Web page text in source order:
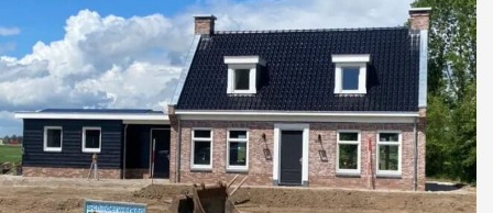
Vrijstaande woning Echteld